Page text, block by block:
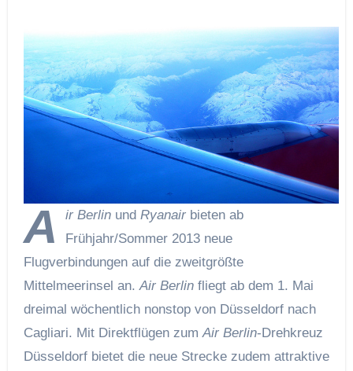
A ir Berlinund Ryanairbieten ab
Frühjahr/Sommer 2013 neue
Flugverbindungen auf die zweitgrößte
Mittelmeerinsel an.Air Berlinfliegt ab dem 1. Mai
dreimal wöchentlich nonstop von Düsseldorf nach
Cagliari. Mit Direktflügen zumAir Berlin-Drehkreuz
Düsseldorf bietet die neue Strecke zudem attraktive